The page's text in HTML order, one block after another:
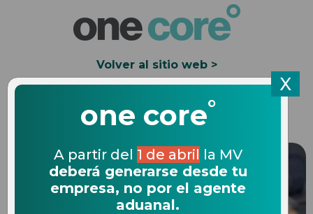
Volver al sitio web >
Solicita una Demo
X
one core°
A partir del 1 de abril la MV
deberá generarse desde tu
empresa, no por el agente
aduanal.